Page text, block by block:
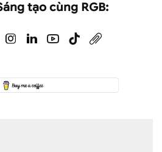
tạo cùng RGB: